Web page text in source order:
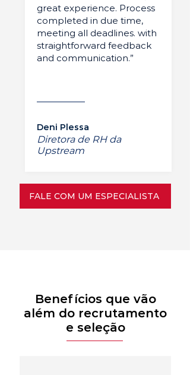
great experience. Process
completed in due time,
meeting all deadlines. with
straightforward feedback
and communication.”
Deni Plessa
Diretora de RH da
Upstream
FALE COM UM ESPECIALISTA
Benefícios que vão
além do recrutamento
e seleção